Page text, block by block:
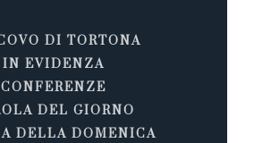
DI TORTONA
IN EVIDENZA
CONFERENZE
DEL GIORNO
DELLA DOMENICA